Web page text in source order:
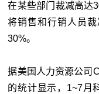
在某些部门裁减高达
将销售和行销人员
30%。
据美国人力资源公司
的统计显示，1~7月